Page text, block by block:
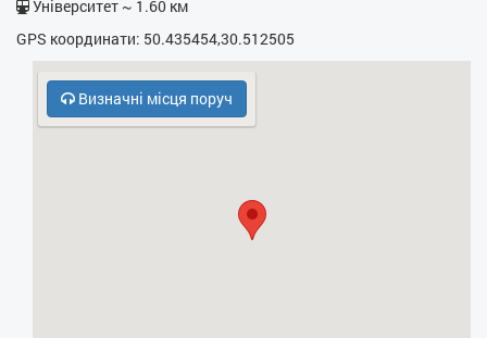
- Фен
- Електрочайник
- Безкоштовний паркінг
Університет ~ 1.60 км
GPS координати: 50.435454,30.512505
Визначні місця поруч